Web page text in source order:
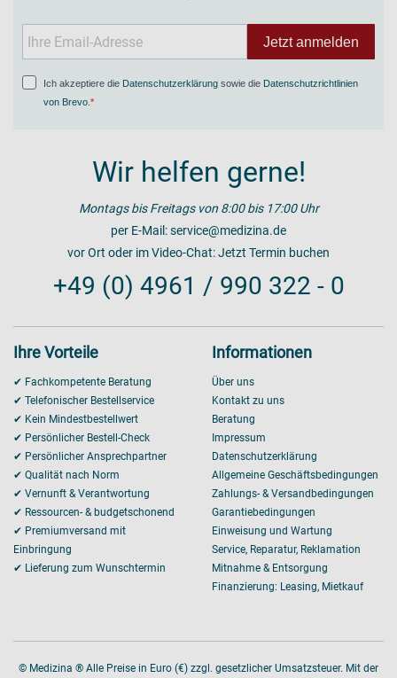
Jetzt anmelden
Ich akzeptiere die Datenschutzerklärung sowie die Datenschutzrichtlinien
von Brevo
Wir helfen gerne!
Montags bis Freitags von 8:00 bis 17:00 Uhr
per E-Mail:service@medizina.de
vor Ort oder im Video-Chat:Jetzt Termin buchen
+49 (0) 4961 / 990 322 - 0
Ihre Vorteile
✔ Fachkompetente Beratung
✔ Telefonischer Bestellservice
✔ Kein Mindestbestellwert
✔ Persönlicher Bestell-Check
✔ Persönlicher Ansprechpartner
✔ Qualität nach Norm
✔ Vernunft & Verantwortung
✔ Ressourcen- & budgetschonend
✔ Premiumversand mit
Einbringung
✔ Lieferung zum Wunschtermin
Informationen
Über uns
Kontakt zu uns
Beratung
Impressum
Datenschutzerklärung
Allgemeine Geschäftsbedingungen
Zahlungs- & Versandbedingungen
Garantiebedingungen
Einweisung und Wartung
Service, Reparatur, Reklamation
Mitnahme & Entsorgung
Finanzierung: Leasing, Mietkauf
© Medizina ® Alle Preise in Euro (€) zzgl. gesetzlicher Umsatzsteuer. Mit der